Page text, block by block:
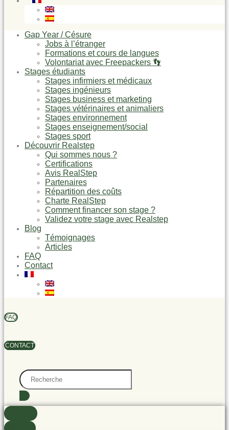
Gap Year / Césure
Jobs à l’étranger
Formations et cours de langues
Volontariat avec Freepackers 👣
Stages étudiants
Stages infirmiers et médicaux
Stages ingénieurs
Stages business et marketing
Stages vétérinaires et animaliers
Stages environnement
Stages enseignement/social
Stages sport
Découvrir Realstep
Qui sommes nous ?
Certifications
Avis RealStep
Partenaires
Répartition des coûts
Charte RealStep
Comment financer son stage ?
Validez votre stage avec Realstep
Blog
Témoignages
Articles
FAQ
Contact
FAQ
CONTACT
Search
...